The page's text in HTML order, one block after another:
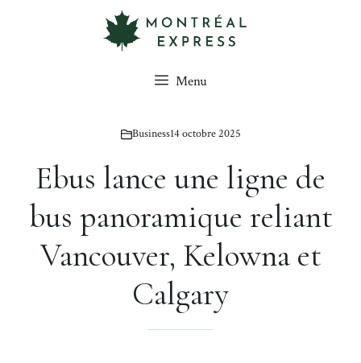
Menu
Business14 octobre 2025
Ebus lance une ligne de
bus panoramique reliant
Vancouver, Kelowna et
Calgary